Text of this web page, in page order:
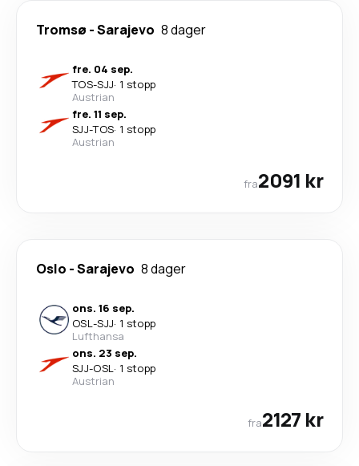
Tromsø -Sarajevo 8 dager
fre. 04 sep.
TOS-SJJ· 1 stopp
Austrian
fre. 11 sep.
SJJ-TOS· 1 stopp
Austrian
fra2091 kr
Oslo -Sarajevo 8 dager
ons. 16 sep.
OSL-SJJ· 1 stopp
Lufthansa
ons. 23 sep.
SJJ-OSL· 1 stopp
Austrian
fra2127 kr